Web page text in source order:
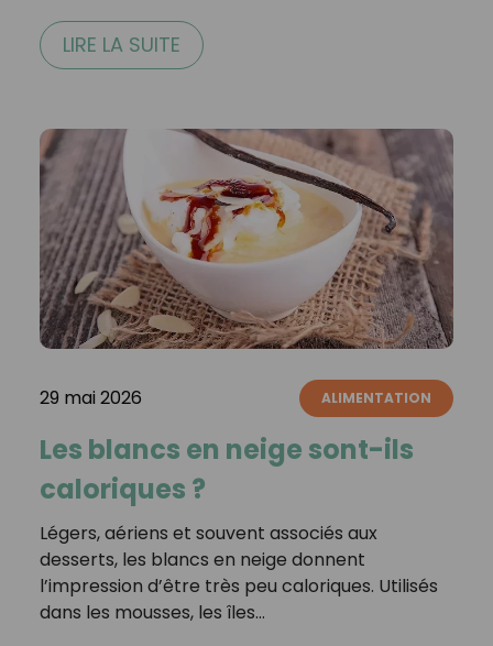
LIRE LA SUITE
29 mai 2026 ALIMENTATION
Les blancs en neige sont-ils
caloriques ?
Légers, aériens et souvent associés aux
desserts, les blancs en neige donnent
l’impression d’être très peu caloriques. Utilisés
dans les mousses, les îles…